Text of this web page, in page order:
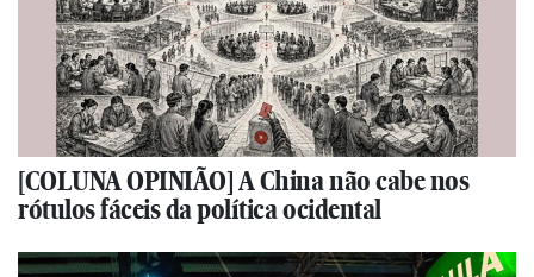
[COLUNA OPINIÃO] A China não cabe nos
rótulos fáceis da política ocidental